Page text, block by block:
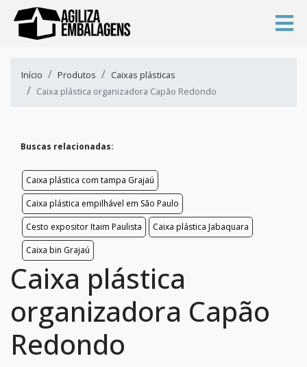
Início Produtos
Caixas plásticas
Caixa plástica organizadora Capão Redondo
Buscas relacionadas:
Caixa plástica com tampa Grajaú
Caixa plástica empilhável em São Paulo
Cesto expositor Itaim Paulista
Caixa plástica Jabaquara
Caixa bin Grajaú
Caixa plástica
organizadora Capão
Redondo